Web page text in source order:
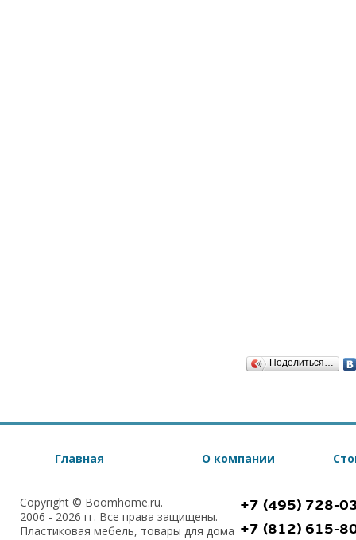
Поделиться…
Главная О компании
Copyright © Boomhome.ru.
2006 - 2026 гг. Все права защищены.
Пластиковая мебель, товары для дома
+7 (495) 728-
+7 (812) 615-